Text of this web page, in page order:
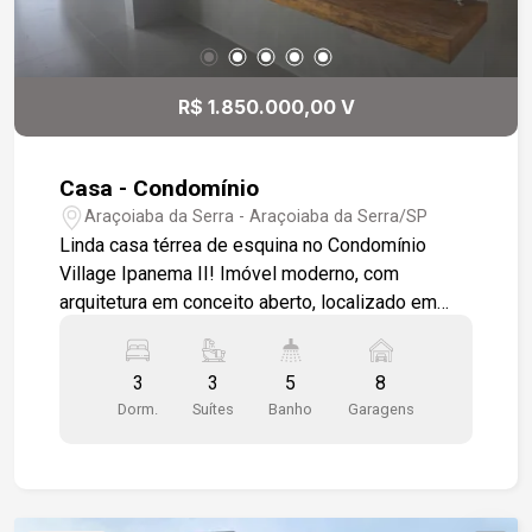
banheiros, salas, cozinha, espaço gourmet e
segurança 24 horas -13 praças -2 lagos para
pesca esportiva -2 quadras de tênis -Quadra
poliesportiva -Campo de futebol gramado -
preservada -Paisagismo completo
R$ 1.850.000,00 V
Casa - Condomínio
Araçoiaba da Serra - Araçoiaba da Serra/SP
Linda casa térrea de esquina no Condomínio
Village Ipanema II! Imóvel moderno, com
arquitetura em conceito aberto, localizado em
acessibilidade, sem escadas. A casa oferece
ambientes amplos, integrados e excelente
aproveitamento de espaço. - Terreno: 1.017 m² -
3
Dorm.
3
Suítes
5
Banho
8
Garagens